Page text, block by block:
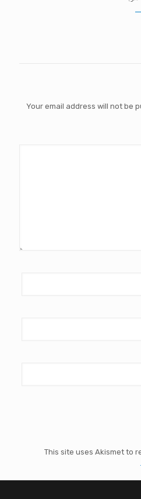
Your email address will not be
This site uses Akismet to